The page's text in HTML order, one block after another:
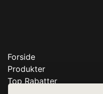
Forside
Produkter
Top Rabatter